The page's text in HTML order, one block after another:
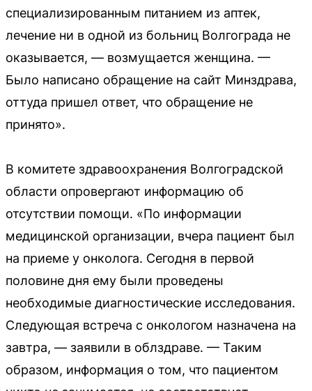
специализированным питанием из аптек,
лечение ни в одной из больниц Волгограда не
оказывается, — возмущается женщина. —
Было написано обращение на сайт Минздрава,
оттуда пришел ответ, что обращение не
принято».
В комитете здравоохранения Волгоградской
области опровергают информацию об
отсутствии помощи. «По информации
медицинской организации, вчера пациент был
на приеме у онколога. Сегодня в первой
половине дня ему были проведены
необходимые диагностические исследования.
Следующая встреча с онкологом назначена на
завтра, — заявили в облздраве. — Таким
образом, информация о том, что пациентом